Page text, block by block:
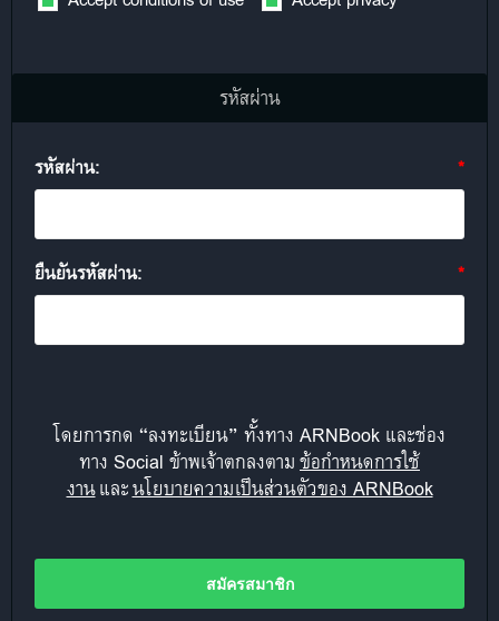
รหัสผ่าน
รหัสผ่าน: *
ยืนยันรหัสผ่าน: *
โดยการกด “ลงทะเบียน” ทั้งทาง ARNBook และช่อง
ทาง Social ข้าพเจ้าตกลงตามข้อกำหนดการใช้
งานและนโยบายความเป็นส่วนตัวของ ARNBook